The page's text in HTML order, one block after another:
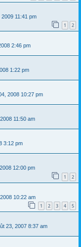
11:41 pm
1 2
2:46 pm
1:22 pm
2008 10:27 pm
11:50 am
3:12 pm
12:00 pm
1 2
10:22 am
1 2 3 4 5
23, 2007 8:37 am